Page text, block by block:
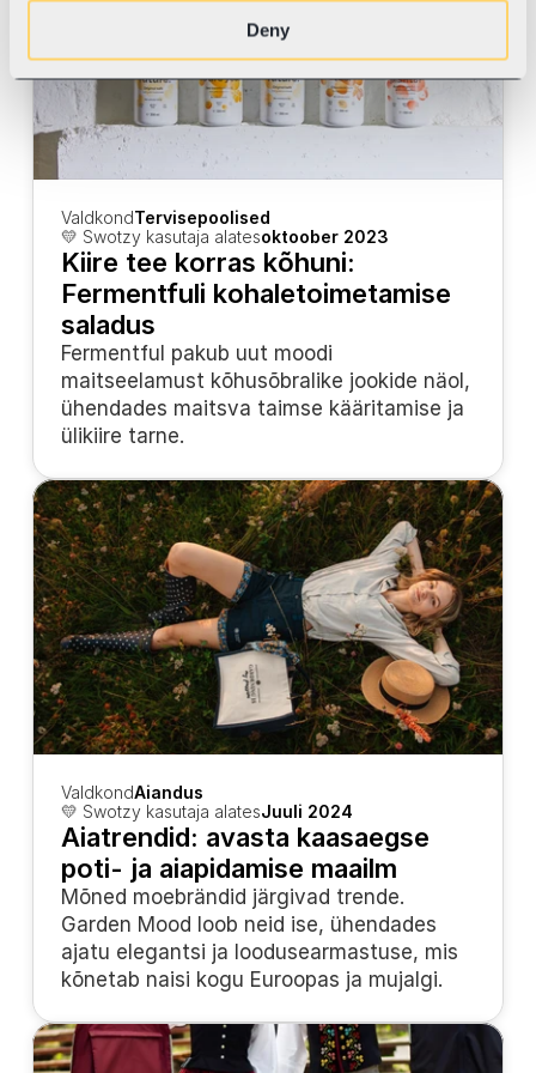
Deny
ValdkondTervisepoolised
💛 Swotzy kasutaja alatesoktoober 2023
Kiire tee korras kõhuni:
Fermentfuli kohaletoimetamise
saladus
Fermentful pakub uut moodi
maitseelamust kõhusõbralike jookide näol,
ühendades maitsva taimse kääritamise ja
ülikiire tarne.
ValdkondAiandus
💛 Swotzy kasutaja alatesJuuli 2024
Aiatrendid: avasta kaasaegse
poti- ja aiapidamise maailm
Mõned moebrändid järgivad trende.
Garden Mood loob neid ise, ühendades
ajatu elegantsi ja loodusearmastuse, mis
kõnetab naisi kogu Euroopas ja mujalgi.